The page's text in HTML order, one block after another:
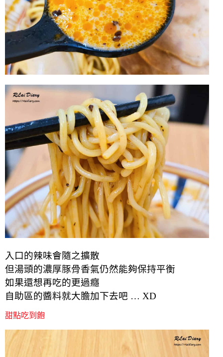
入口的辣味會隨之擴散
但湯頭的濃厚豚骨香氣仍然能夠保持平衡
如果還想再吃的更過癮
自助區的醬料就大膽加下去吧 … XD
甜點吃到飽